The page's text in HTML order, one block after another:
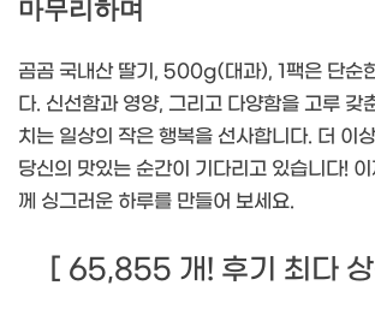
마무리하며
곰곰 국내산 딸기, 500g(대과), 1팩은 단순
다. 신선함과 영양, 그리고 다양함을 고루 갖
치는 일상의 작은 행복을 선사합니다. 더 이
당신의 맛있는 순간이 기다리고 있습니다!
께 싱그러운 하루를 만들어 보세요.
[ 65,855 개! 후기 최다